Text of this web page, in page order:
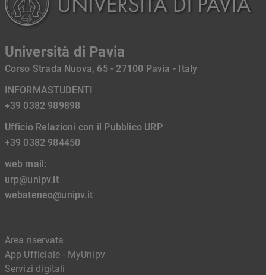
Università di Pavia
Corso Strada Nuova, 65 - 27100 Pavia - Italy
INFORMASTUDENTI
+39 0382 989898
Ufficio Relazioni con il Pubblico URP
+39 0382 984450
web mail:
urp@unipv.it
webateneo@unipv.it
Area riservata
App Ufficiale - MyUnipv
Servizi digitali